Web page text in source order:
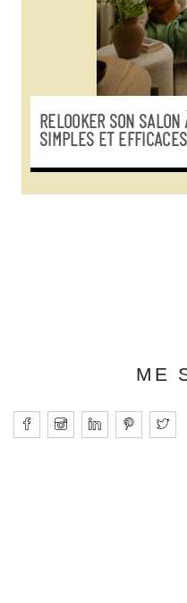
RELOOKER SON
SIMPLES ET
ME